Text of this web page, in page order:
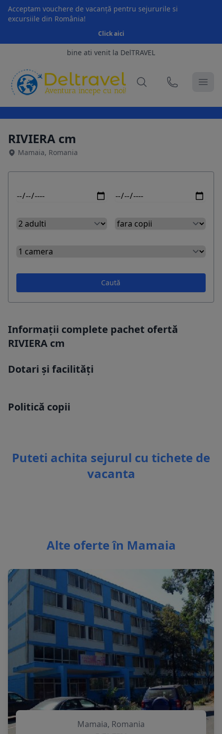
Acceptam vouchere de vacanță pentru sejururile si
excursiile din România!
Click aici
bine ati venit la DelTRAVEL
RIVIERA cm
Mamaia, Romania
Caută
Informații complete pachet ofertă
RIVIERA cm
Dotari și facilități
Politică copii
Puteti achita sejurul cu tichete de
vacanta
Alte oferte în Mamaia
Mamaia, Romania